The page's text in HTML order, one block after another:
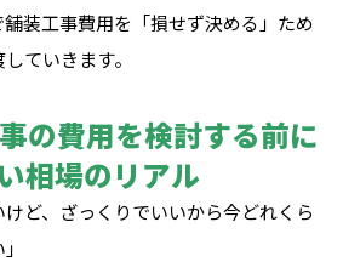
装工事費用を「損せず決める」ため
ていきます。
の費用を検討する前に
相場のリアル
けど、ざっくりでいいから今どれくら